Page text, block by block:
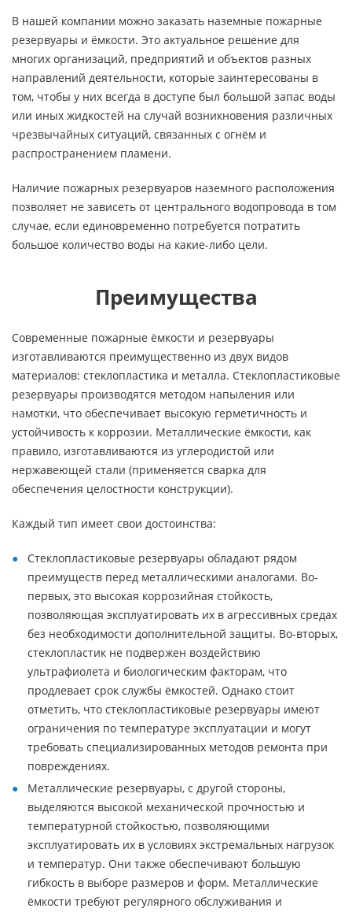
В нашей компании можно заказать наземные пожарные
резервуары и ёмкости. Это актуальное решение для
многих организаций, предприятий и объектов разных
направлений деятельности, которые заинтересованы в
том, чтобы у них всегда в доступе был большой запас воды
или иных жидкостей на случай возникновения различных
чрезвычайных ситуаций, связанных с огнём и
распространением пламени.
Наличие пожарных резервуаров наземного расположения
позволяет не зависеть от центрального водопровода в том
случае, если единовременно потребуется потратить
большое количество воды на какие-либо цели.
Преимущества
Современные пожарные ёмкости и резервуары
изготавливаются преимущественно из двух видов
материалов: стеклопластика и металла. Стеклопластиковые
резервуары производятся методом напыления или
намотки, что обеспечивает высокую герметичность и
устойчивость к коррозии. Металлические ёмкости, как
правило, изготавливаются из углеродистой или
нержавеющей стали (применяется сварка для
обеспечения целостности конструкции).
Каждый тип имеет свои достоинства:
Стеклопластиковые резервуары обладают рядом
преимуществ перед металлическими аналогами. Во-
первых, это высокая коррозийная стойкость,
позволяющая эксплуатировать их в агрессивных средах
без необходимости дополнительной защиты. Во-вторых,
стеклопластик не подвержен воздействию
ультрафиолета и биологическим факторам, что
продлевает срок службы ёмкостей. Однако стоит
отметить, что стеклопластиковые резервуары имеют
ограничения по температуре эксплуатации и могут
требовать специализированных методов ремонта при
повреждениях.
Металлические резервуары, с другой стороны,
выделяются высокой механической прочностью и
температурной стойкостью, позволяющими
эксплуатировать их в условиях экстремальных нагрузок
и температур. Они также обеспечивают большую
гибкость в выборе размеров и форм. Металлические
ёмкости требуют регулярного обслуживания и